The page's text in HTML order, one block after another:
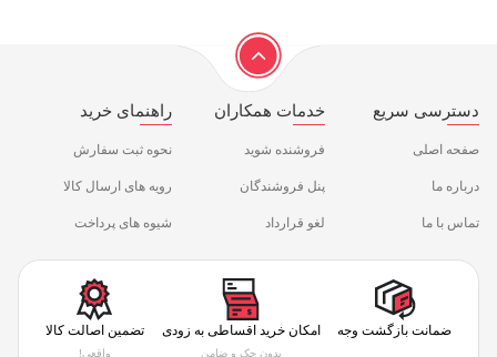
دسترسی سریع
صفحه اصلی
درباره ما
تماس با ما
خدمات همکاران
فروشنده شوید
پنل فروشندگان
لغو قرارداد
راهنمای خرید
نحوه ثبت سفارش
رویه های ارسال کالا
شیوه های پرداخت
ضمانت بازگشت وجه امکان خرید اقساطی به زودی
بدون چک و ضامن
تضمین اصالت کالا
واقعی!